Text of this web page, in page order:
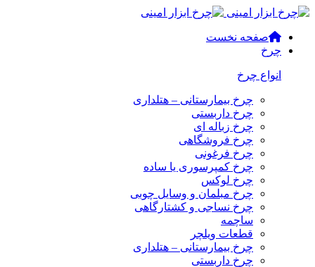
صفحه نخست
چرخ
انواع چرخ
چرخ بیمارستانی – هتلداری
چرخ داربستی
چرخ زباله ای
چرخ فروشگاهی
چرخ فرغونی
چرخ کمپرسوری یا ساده
چرخ لوکس
چرخ مبلمان و وسایل چوبی
چرخ نساجی و کشتارگاهی
ساچمه
قطعات ویلچر
چرخ بیمارستانی – هتلداری
چرخ داربستی